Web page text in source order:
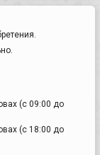
(с 09:00 до
(с 18:00 до